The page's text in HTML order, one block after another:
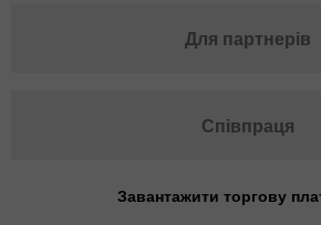
Для партнерів
Співпраця
Завантажити торгову